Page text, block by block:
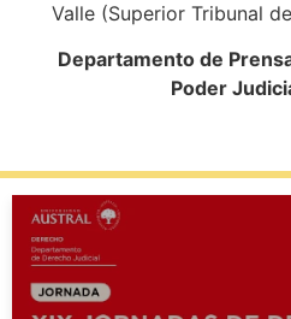
Valle (Superior Tribunal
Departamento de
Poder